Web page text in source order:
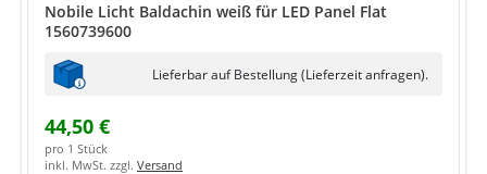
Nobile Licht Baldachin weiß für LED Panel Flat
1560739600
Lieferbar auf Bestellung (Lieferzeit anfragen).
44,50 €
pro 1 Stück
inkl. MwSt. zzgl. Versand